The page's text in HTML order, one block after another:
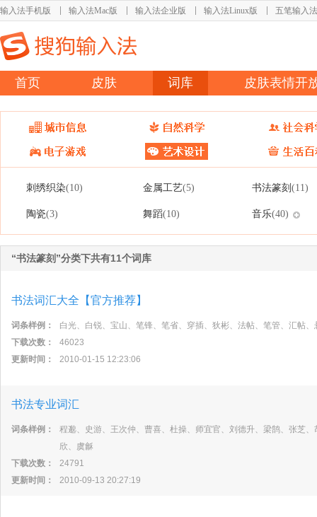
输入法手机版 输入法Mac版 输入法企业版 输入法Linux版 五笔输入法
首页 皮肤 词库 皮肤表情开
刺绣织染(10) 金属工艺(5) 书法篆刻 (11)
陶瓷(3) 舞蹈(10) 音乐(40)
“书法篆刻”分类下共有11个词库
书法词汇大全【官方推荐】
词条样例：
白光、白锐、宝山、笔锋、笔省、穿插、狄彬、法帖、笔管、汇帖
下载次数：
46023
更新时间：
2010-01-15 12:23:06
书法专业词汇
词条样例：
程邈、史游、王次仲、曹喜、杜操、师宜官、刘德升、梁鹄、张芝
欣、虞龢
下载次数：
24791
更新时间：
2010-09-13 20:27:19